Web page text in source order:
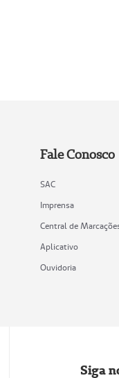
Fale Conosco
SAC
Imprensa
Central de
Aplicativo
Ouvidoria
Siga